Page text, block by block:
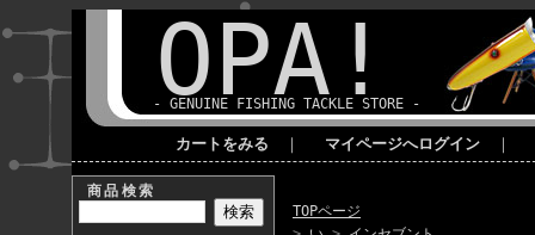
OPA!
- GENUINE FISHING TACKLE STORE -
カートをみる ｜ マイページへログイン ｜
商品検索
TOPページ